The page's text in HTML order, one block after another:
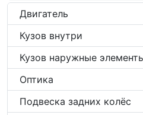
Двигатель
Кузов внутри
Кузов наружные
Оптика
Подвеска задних колёс